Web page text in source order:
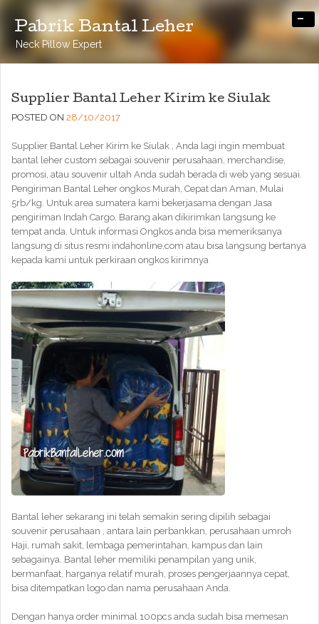
Pabrik Bantal Leher
Neck Pillow Expert
-
Supplier Bantal Leher Kirim ke Siulak
POSTED ON 28/10/2017
Supplier Bantal Leher Kirim ke Siulak , Anda lagi ingin membuat
bantal leher custom sebagai souvenir perusahaan, merchandise,
promosi, atau souvenir ultah Anda sudah berada di web yang sesuai.
Pengiriman Bantal Leher ongkos Murah, Cepat dan Aman, Mulai
5rb/kg. Untuk area sumatera kami bekerjasama dengan Jasa
pengiriman Indah Cargo, Barang akan dikirimkan langsung ke
tempat anda. Untuk informasi Ongkos anda bisa memeriksanya
langsung di situs resmi indahonline.com atau bisa langsung bertanya
kepada kami untuk perkiraan ongkos kirimnya
Bantal leher sekarang ini telah semakin sering dipilih sebagai
souvenir perusahaan , antara lain perbankkan, perusahaan umroh
Haji, rumah sakit, lembaga pemerintahan, kampus dan lain
sebagainya. Bantal leher memiliki penampilan yang unik,
bermanfaat, harganya relatif murah, proses pengerjaannya cepat,
bisa ditempatkan logo dan nama perusahaan Anda.
Dengan hanya order minimal 100pcs anda sudah bisa memesan